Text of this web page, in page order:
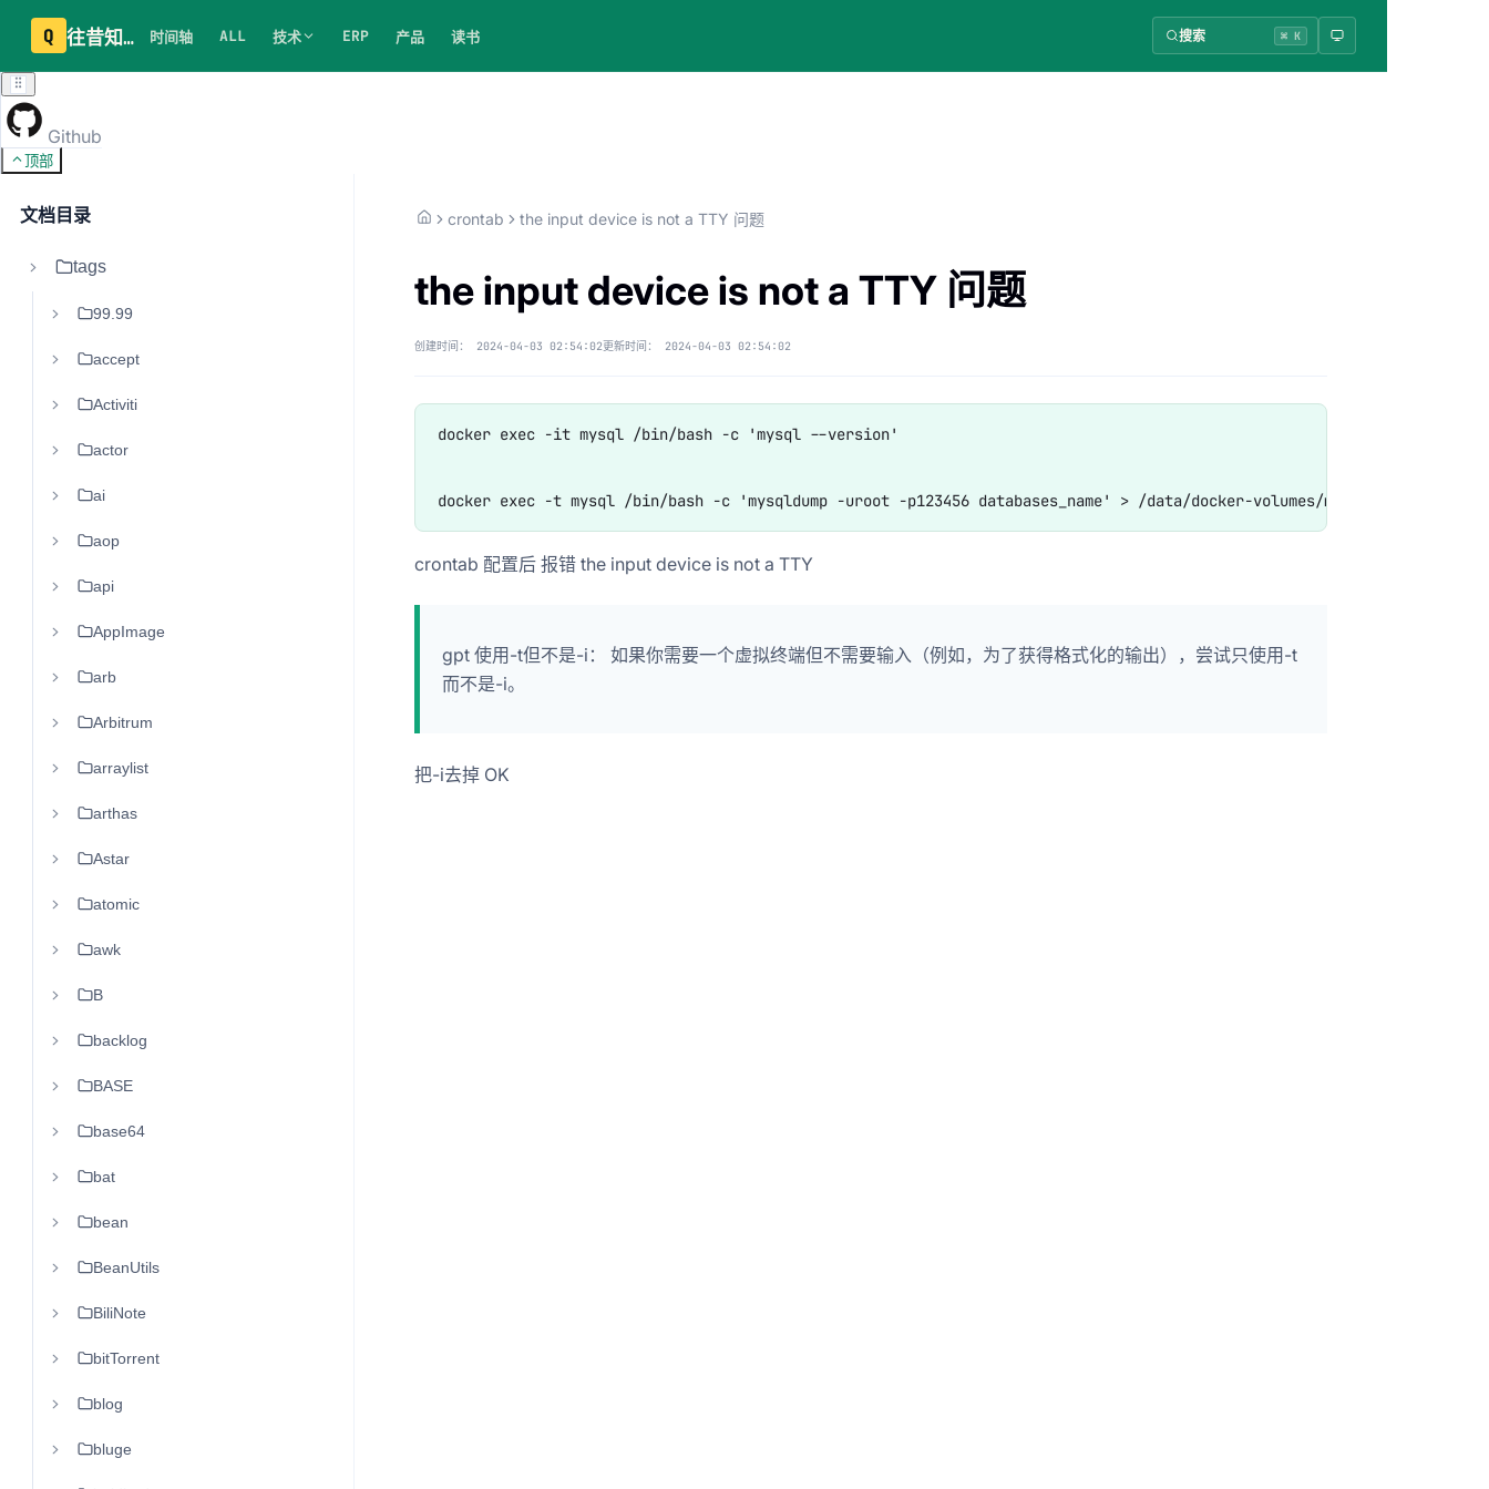
Q 往昔知识库 时间轴 ALL 技术 ERP 产品 读书 搜索 ⌘ K
Github
顶部
文档目录
tags
99.99
accept
Activiti
actor
ai
aop
api
AppImage
arb
Arbitrum
arraylist
arthas
Astar
atomic
awk
B
backlog
BASE
base64
bat
bean
BeanUtils
BiliNote
bitTorrent
blog
bluge
crontab the input device is not a TTY 问题
the input device is not a TTY 问题
创建时间： 2024-04-03 02:54:02更新时间： 2024-04-03 02:54:02
docker exec -it mysql /bin/bash -c 'mysql --version'
crontab 配置后 报错 the input device is not a TTY
gpt 使用-t但不是-i： 如果你需要一个虚拟终端但不需要输入（例如，为了获得格式化的输出），尝试只使用-t
而不是-i。
把-i去掉 OK